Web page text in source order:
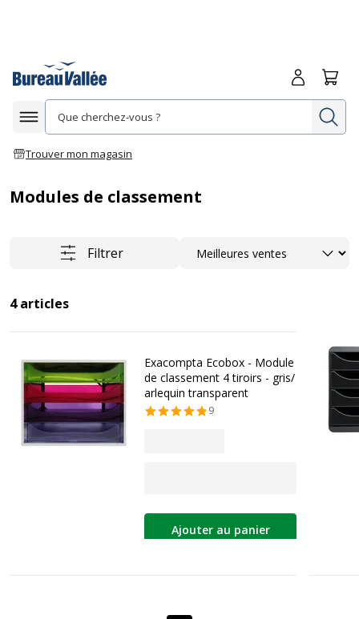
Afficher la navigation
Trouver mon magasin
Me
Modules de classement
Filtrer Trier
4 articles
Exacompta Ecobox - Module
de classement 4 tiroirs - gris/
arlequin transparent
9
Ajouter au panier